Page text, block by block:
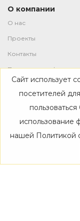
О компании
О нас
Проекты
Контакты
Политика
Магазин
Каталог
Дизайнерам
Акции
Сайт использует
посетителей
использование
нашей Политикой